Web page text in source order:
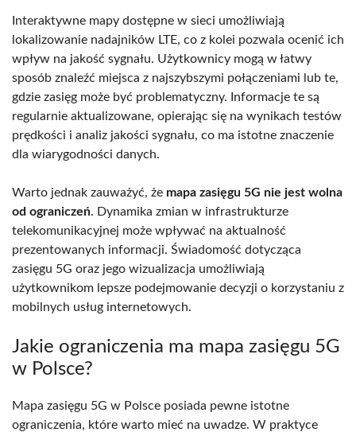
Interaktywne mapy dostępne w sieci umożliwiają
lokalizowanie nadajników LTE, co z kolei pozwala ocenić ich
wpływ na jakość sygnału. Użytkownicy mogą w łatwy
sposób znaleźć miejsca z najszybszymi połączeniami lub te,
gdzie zasięg może być problematyczny. Informacje te są
regularnie aktualizowane, opierając się na wynikach testów
prędkości i analiz jakości sygnału, co ma istotne znaczenie
dla wiarygodności danych.
Warto jednak zauważyć, że mapa zasięgu 5G nie jest wolna
od ograniczeń. Dynamika zmian w infrastrukturze
telekomunikacyjnej może wpływać na aktualność
prezentowanych informacji. Świadomość dotycząca
zasięgu 5G oraz jego wizualizacja umożliwiają
użytkownikom lepsze podejmowanie decyzji o korzystaniu z
mobilnych usług internetowych.
Jakie ograniczenia ma mapa zasięgu 5G
w Polsce?
Mapa zasięgu 5G w Polsce posiada pewne istotne
ograniczenia, które warto mieć na uwadze. W praktyce